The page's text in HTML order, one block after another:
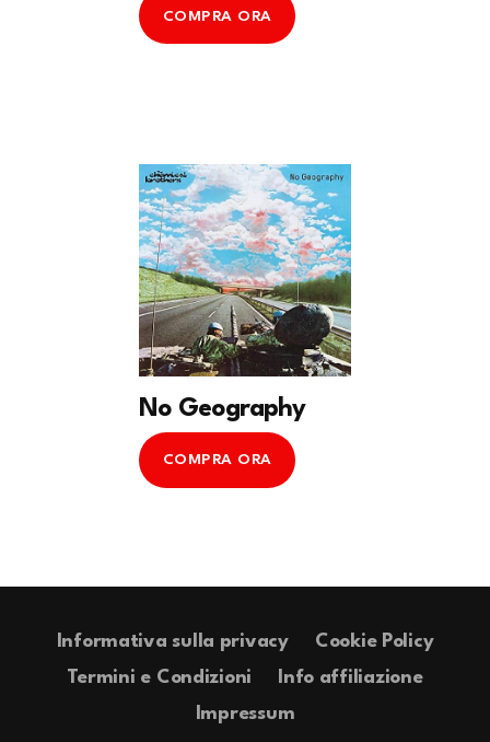
COMPRA ORA
No Geography
COMPRA ORA
Informativa sulla privacy
Cookie Policy
Termini e Condizioni
Info affiliazione
Impressum